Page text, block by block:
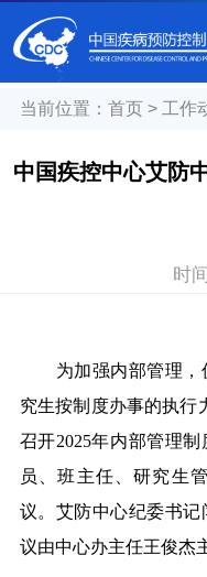
当前位置： 首页> 工作
中国疾控中心艾防
时
为加强内部管理
究生按制度办事的执行
召开2025年内部管理
员、班主任、研究生
议。艾防中心纪委书
议由中心办主任王俊杰